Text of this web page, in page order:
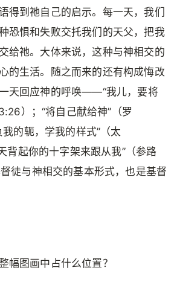
得到祂自己的启示。每一天，我们
恐惧和失败交托我们的天父，把我
给祂。大体来说，这种与神相交的
的生活。随之而来的还有构成悔改
天回应神的呼唤——“我儿，要将
）；“将自己献给神”（罗
的轭，学我的样式”（太
背起你的十字架来跟从我”（参路
徒与神相交的基本形式，也是基督
幅图画中占什么位置？